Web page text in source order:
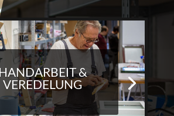
HANDARBEIT &
VEREDELUNG